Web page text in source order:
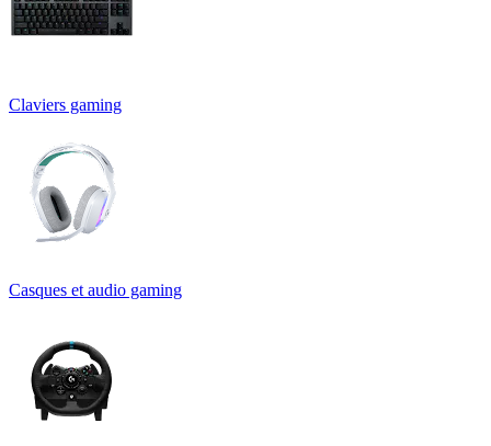
Claviers gaming
Casques et audio gaming